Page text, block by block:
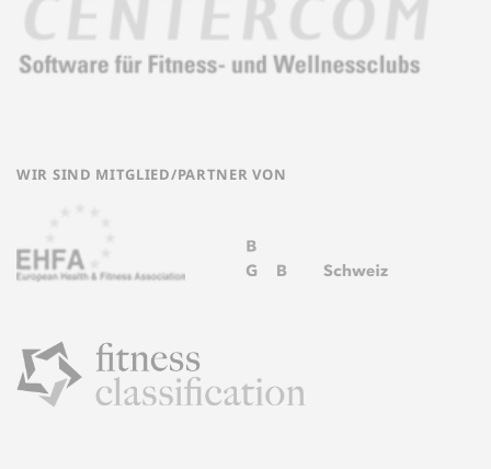
WIR SIND MITGLIED/PARTNER VON